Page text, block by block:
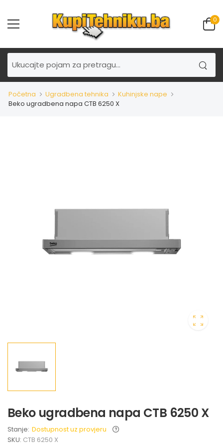
0
Početna Ugradbena tehnika
Kuhinjske nape
Beko ugradbena napa CTB 6250 X
Beko ugradbena napa CTB 6250 X
Stanje: Dostupnost uz provjeru
SKU: CTB 6250 X